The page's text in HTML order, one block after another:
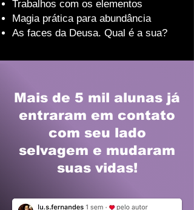
Trabalhos com os elementos
Magia prática para abundância
As faces da Deusa. Qual é a sua?
Mais de 5 mil alunas já
entraram em contato
com seu lado
selvagem e mudaram
suas vidas!